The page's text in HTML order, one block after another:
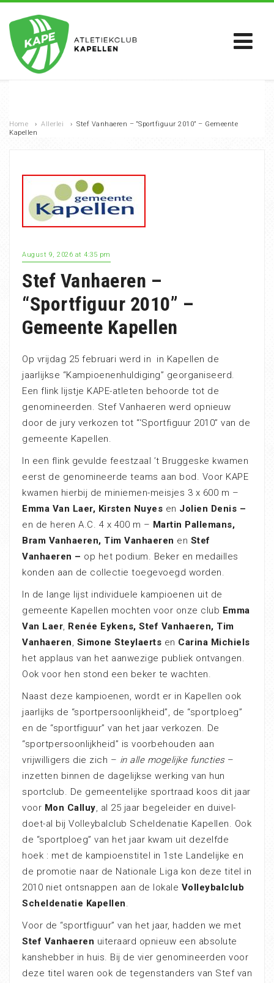
Home › Allerlei › Stef Vanhaeren – “Sportfiguur 2010” – Gemeente
Kapellen
August 9, 2026 at 4:35 pm
Stef Vanhaeren –
“Sportfiguur 2010” –
Gemeente Kapellen
Op vrijdag 25 februari werd in in Kapellen de
jaarlijkse “Kampioenenhuldiging” georganiseerd.
Een flink lijstje KAPE-atleten behoorde tot de
genomineerden. Stef Vanhaeren werd opnieuw
door de jury verkozen tot “‘Sportfiguur 2010” van de
gemeente Kapellen.
In een flink gevulde feestzaal ’t Bruggeske kwamen
eerst de genomineerde teams aan bod. Voor KAPE
kwamen hierbij de miniemen-meisjes 3 x 600 m –
Emma Van Laer, Kirsten Nuyes en Jolien Denis –
en de heren A.C. 4 x 400 m – Martin Pallemans,
Bram Vanhaeren, Tim Vanhaeren en Stef
Vanhaeren – op het podium. Beker en medailles
konden aan de collectie toegevoegd worden.
In de lange lijst individuele kampioenen uit de
gemeente Kapellen mochten voor onze club Emma
Van Laer, Renée Eykens, Stef Vanhaeren, Tim
Vanhaeren, Simone Steylaerts en Carina Michiels
het applaus van het aanwezige publiek ontvangen.
Ook voor hen stond een beker te wachten.
Naast deze kampioenen, wordt er in Kapellen ook
jaarlijks de “sportpersoonlijkheid”, de “sportploeg”
en de “sportfiguur” van het jaar verkozen. De
“sportpersoonlijkheid” is voorbehouden aan
vrijwilligers die zich – in alle mogelijke functies–
inzetten binnen de dagelijkse werking van hun
sportclub. De gemeentelijke sportraad koos dit jaar
voor Mon Calluy, al 25 jaar begeleider en duivel-
doet-al bij Volleybalclub Scheldenatie Kapellen. Ook
de “sportploeg” van het jaar kwam uit dezelfde
hoek : met de kampioenstitel in 1ste Landelijke en
de promotie naar de Nationale Liga kon deze titel in
2010 niet ontsnappen aan de lokale Volleybalclub
Scheldenatie Kapellen.
Voor de “sportfiguur” van het jaar, hadden we met
Stef Vanhaeren uiteraard opnieuw een absolute
kanshebber in huis. Bij de vier genomineerden voor
deze titel waren ook de tegenstanders van Stef van